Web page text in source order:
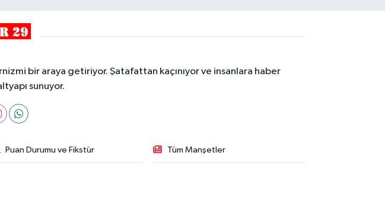
bir araya getiriyor. Şatafattan kaçınıyor ve insanlara haber
sunuyor.
Puan Durumu ve Fikstür Tüm Manşetler